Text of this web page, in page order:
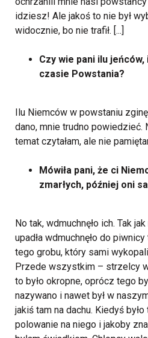
idziesz! Ale jakoś to nie był
widocznie, bo nie trafił. [...]
Czy wie pani ilu
czasie Powstania?
Ilu Niemców w powstaniu
dano, mnie trudno powiedzieć.
temat czytałam, ale nie
Mówiła pani, że ci
zmarłych, później oni
No tak, wdmuchnęło ich. Tak
upadła wdmuchnęło do
tego grobu, który sami
Przede wszystkim – strzelcy
to było okropne, oprócz tego
nazywano i nawet był w
jakiś tam na dachu. Kiedyś
polowanie na niego i jakoby